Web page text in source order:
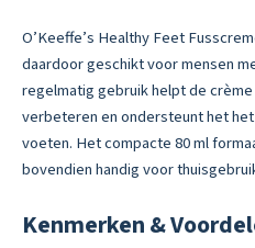
O’Keeffe’s Healthy Feet
daardoor geschikt voor mensen
regelmatig gebruik helpt de
verbeteren en ondersteunt het
voeten. Het compacte 80 ml
bovendien handig voor
Kenmerken &